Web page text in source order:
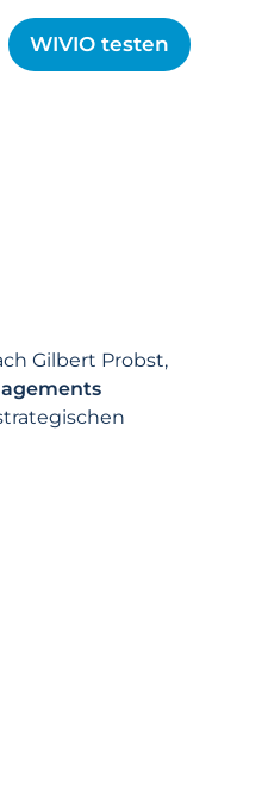
WIVIO testen
Gilbert Probst,